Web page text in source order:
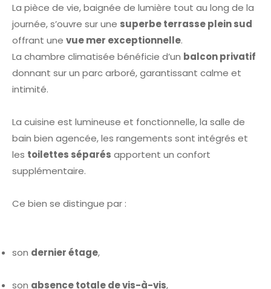
La pièce de vie, baignée de lumière tout au long de la
journée, s’ouvre sur une superbe terrasse plein sud
offrant une vue mer exceptionnelle.
La chambre climatisée bénéficie d’un balcon privatif
donnant sur un parc arboré, garantissant calme et
intimité.
La cuisine est lumineuse et fonctionnelle, la salle de
bain bien agencée, les rangements sont intégrés et
les toilettes séparés apportent un confort
supplémentaire.
Ce bien se distingue par :
son dernier étage,
son absence totale de vis-à-vis,